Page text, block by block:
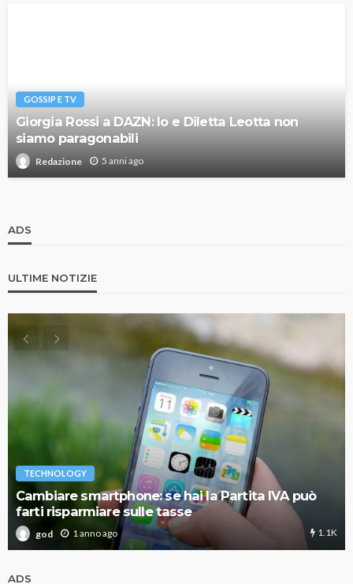
GOSSIP E TV
Giorgia Rossi a DAZN: Io e Diletta Leotta non
siamo paragonabili
Redazione 5 anni ago
ADS
ULTIME NOTIZIE
TECHNOLOGY
Cambiare smartphone: se hai la Partita IVA può
farti risparmiare sulle tasse
god 1 anno ago 1.1K
ADS